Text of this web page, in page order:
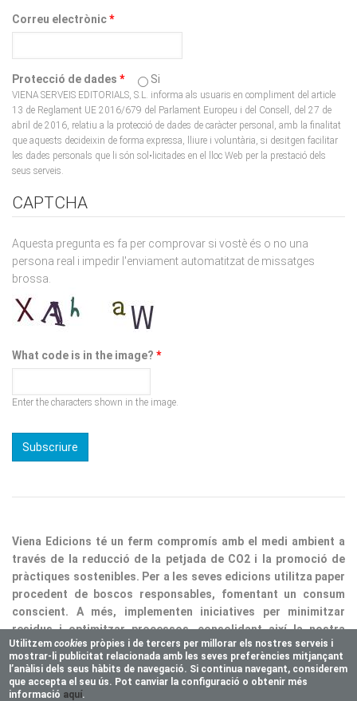
Protecció de dades* Si
VIENA SERVEIS EDITORIALS, S.L. informa als usuaris en compliment del article
13 de Reglament UE 2016/679 del Parlament Europeu i del Consell, del 27 de
abril de 2016, relatiu a la protecció de dades de caràcter personal, amb la finalitat
que aquests decideixin de forma expressa, lliure i voluntària, si desitgen facilitar
les dades personals que li són sol•licitades en el lloc Web per la prestació dels
seus serveis.
persona real i impedir l'enviament automatitzat de missatges
brossa.
través de la reducció de la petjada de CO2 i la promoció de
pràctiques sostenibles. Per a les seves edicions utilitza paper
procedent de boscos responsables, fomentant un consum
conscient. A més, implementen iniciatives per minimitzar
residus i optimitzar processos, consolidant així la nostra
responsabilitat ecològica.
Copyright © 2025 Vienaeditorial.com. All rights reserved
Responsive theme, developed by easy&WEB
Utilitzemcookies pròpies i de tercers per millorar els nostres serveis i
mostrar-li publicitat relacionada amb les seves preferències mitjançant
l’anàlisi dels seus hàbits de navegació. Si continua navegant, considerem
que accepta el seu ús. Pot canviar la configuració o obtenir més
informació aquí.